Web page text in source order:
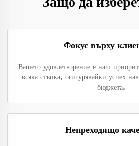
Фокус върху
Вашето удовлетворение е наш
всяка стъпка, осигурявайки успех
бюджета.
Непреходящо